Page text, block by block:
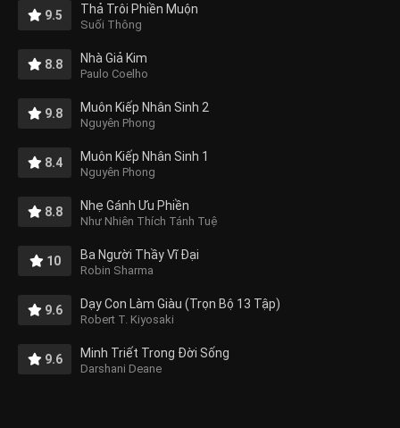
9.5 Thả Trôi Phiền Muộn
Suối Thông
8.8 Nhà Giả Kim
Paulo Coelho
9.8 Muôn Kiếp Nhân Sinh 2
Nguyên Phong
8.4 Muôn Kiếp Nhân Sinh 1
Nguyên Phong
8.8 Nhẹ Gánh Ưu Phiền
Như Nhiên Thích Tánh Tuệ
10 Ba Người Thầy Vĩ Đại
Robin Sharma
9.6 Dạy Con Làm Giàu (Trọn Bộ 13 Tập)
Robert T. Kiyosaki
9.6 Minh Triết Trong Đời Sống
Darshani Deane